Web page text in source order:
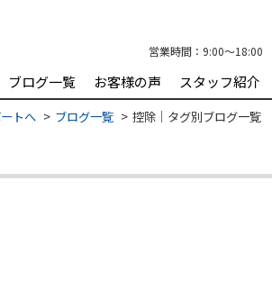
営業時間： 9:00～18:00
ブログ一覧 お客様の声 スタッフ紹介
トへ ブログ一覧 控除｜タグ別ブログ一覧